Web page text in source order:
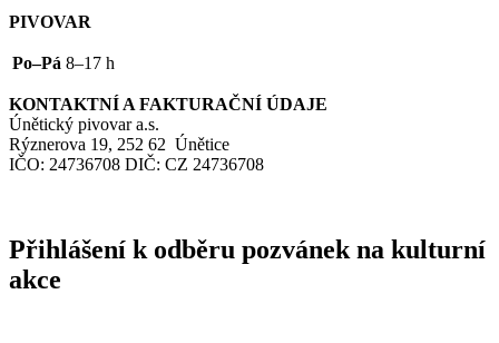
PIVOVAR
Po–Pá 8–17 h
KONTAKTNÍ A FAKTURAČNÍ ÚDAJE
Únětický pivovar a.s.
Rýznerova 19, 252 62 Únětice
IČO: 24736708 DIČ: CZ 24736708
Přihlášení k odběru pozvánek na kulturní
akce